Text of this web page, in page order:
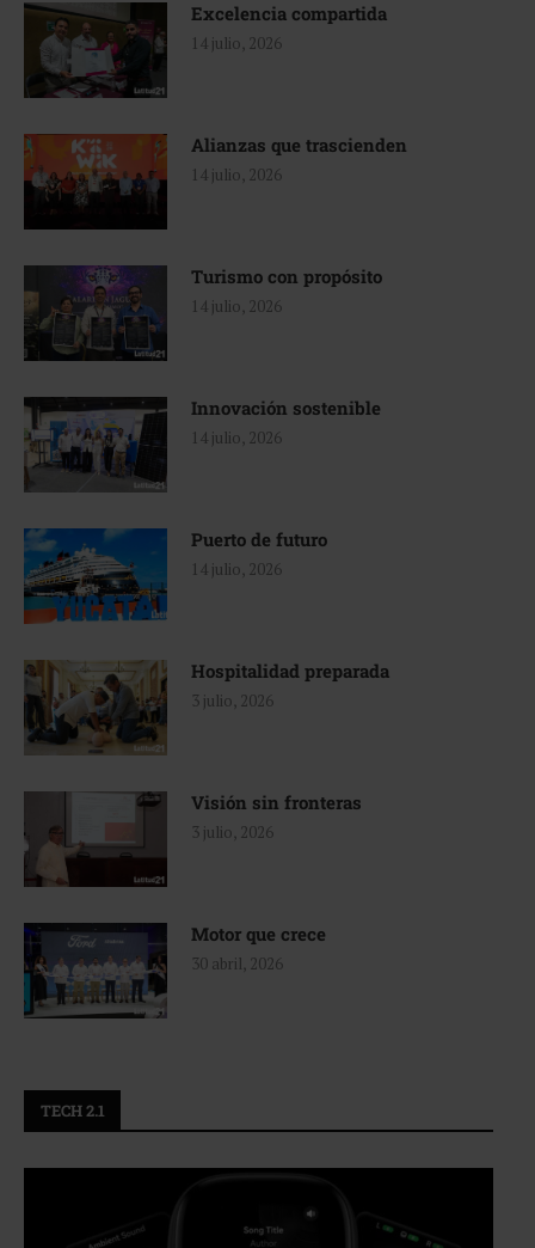
Excelencia compartida
14 julio, 2026
Alianzas que trascienden
14 julio, 2026
Turismo con propósito
14 julio, 2026
Innovación sostenible
14 julio, 2026
Puerto de futuro
14 julio, 2026
Hospitalidad preparada
3 julio, 2026
Visión sin fronteras
3 julio, 2026
Motor que crece
30 abril, 2026
TECH 2.1